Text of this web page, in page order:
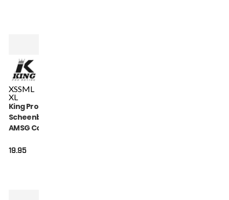
XSSML
XL
King Pro Boxing
Scheenbeschermers
AMSG Cotton (KPB
19.95